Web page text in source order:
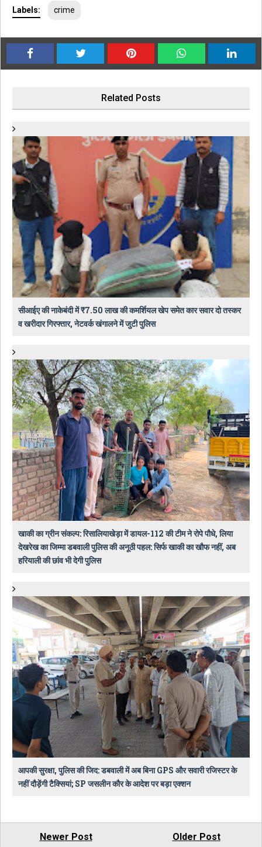
Labels: crime
Related Posts
सीआईए की नाकेबंदी में ₹7.50 लाख की कमर्शियल खेप समेत कार सवार दो तस्कर
व खरीदार गिरफ्तार, नेटवर्क खंगालने में जुटी पुलिस
खाकी का ग्रीन संकल्प: रिसालियाखेड़ा में डायल-112 की टीम ने रोपे पौधे, लिया
देखरेख का जिम्मा डबवाली पुलिस की अनूठी पहल: सिर्फ खाकी का खौफ नहीं, अब
हरियाली की छांव भी देगी पुलिस
आपकी सुरक्षा, पुलिस की जिद: डबवाली में अब बिना GPS और सवारी रजिस्टर के
नहीं दौड़ेंगी टैक्सियां; SP जसलीन कौर के आदेश पर बड़ा एक्शन
Newer Post Older Post